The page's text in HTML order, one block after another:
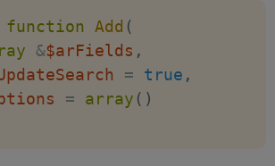
function Add (
&$arFields ,
= true ,
= array ( )